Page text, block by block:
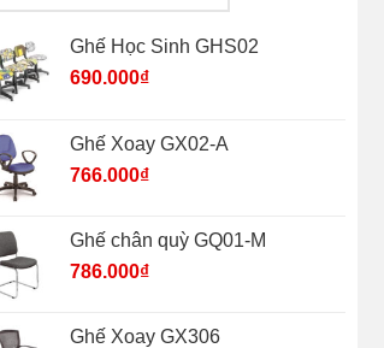
Ghế Học Sinh GHS02
690.000₫
Ghế Xoay GX02-A
766.000₫
Ghế chân quỳ GQ01-M
786.000₫
Ghế Xoay GX306